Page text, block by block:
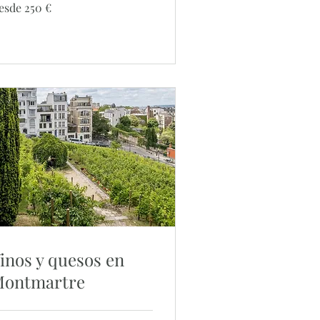
250 €
y quesos en